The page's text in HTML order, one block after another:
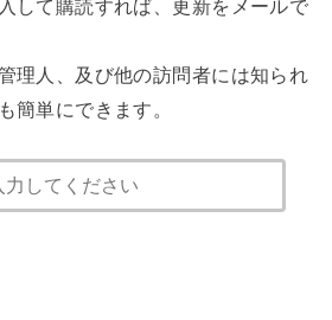
して購読すれば、更新をメールで
理人、及び他の訪問者には知られ
簡単にできます。